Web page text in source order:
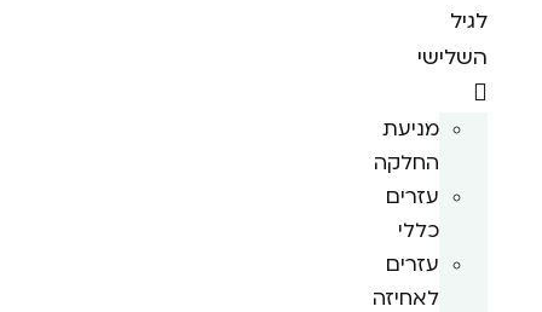
לגיל
השלישי
מניעת
החלקה
עזרים
כללי
עזרים
לאחיזה